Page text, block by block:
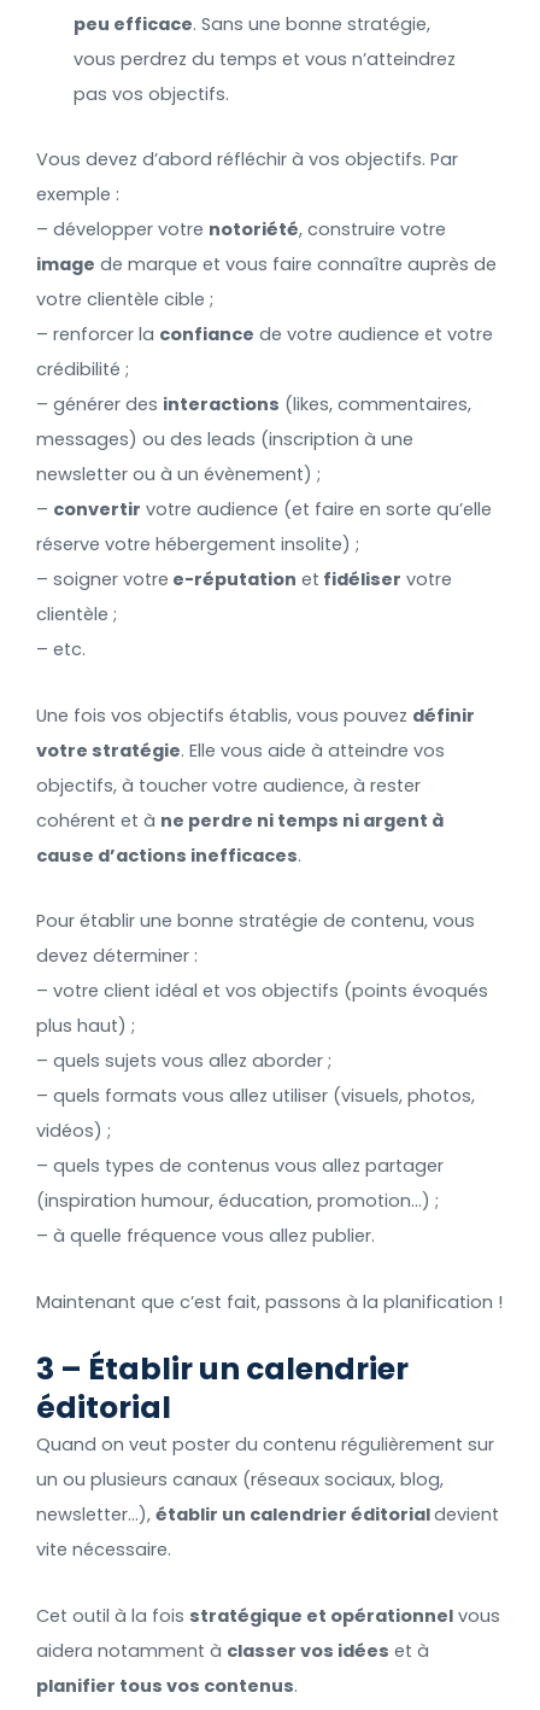
peu efficace. Sans une bonne stratégie,
vous perdrez du temps et vous n’atteindrez
pas vos objectifs.
Vous devez d’abord réfléchir à vos objectifs. Par
exemple :
– développer votre notoriété, construire votre
image de marque et vous faire connaître auprès de
votre clientèle cible ;
– renforcer la confiance de votre audience et votre
crédibilité ;
– générer des interactions (likes, commentaires,
messages) ou des leads (inscription à une
newsletter ou à un évènement) ;
– convertir votre audience (et faire en sorte qu’elle
réserve votre hébergement insolite) ;
– soigner votre e-réputation et fidéliser votre
clientèle ;
– etc.
Une fois vos objectifs établis, vous pouvez définir
votre stratégie. Elle vous aide à atteindre vos
objectifs, à toucher votre audience, à rester
cohérent et à ne perdre ni temps ni argent à
cause d’actions inefficaces.
Pour établir une bonne stratégie de contenu, vous
devez déterminer :
– votre client idéal et vos objectifs (points évoqués
plus haut) ;
– quels sujets vous allez aborder ;
– quels formats vous allez utiliser (visuels, photos,
vidéos) ;
– quels types de contenus vous allez partager
(inspiration humour, éducation, promotion…) ;
– à quelle fréquence vous allez publier.
Maintenant que c’est fait, passons à la planification !
3 – Établir un calendrier
éditorial
Quand on veut poster du contenu régulièrement sur
un ou plusieurs canaux (réseaux sociaux, blog,
newsletter…), établir un calendrier éditorialdevient
vite nécessaire.
Cet outil à la fois stratégique et opérationnel vous
aidera notamment à classer vos idées et à
planifier tous vos contenus.